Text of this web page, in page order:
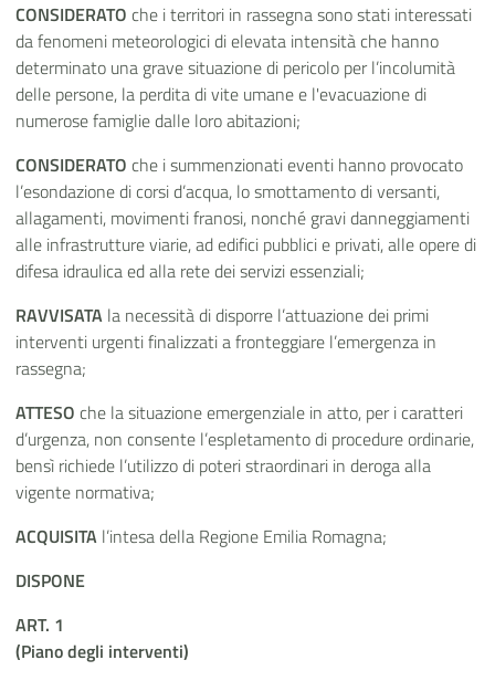
CONSIDERATO che i territori in rassegna sono stati interessati
da fenomeni meteorologici di elevata intensità che hanno
determinato una grave situazione di pericolo per l’incolumità
delle persone, la perdita di vite umane e l'evacuazione di
numerose famiglie dalle loro abitazioni;
CONSIDERATO che i summenzionati eventi hanno provocato
l’esondazione di corsi d’acqua, lo smottamento di versanti,
allagamenti, movimenti franosi, nonché gravi danneggiamenti
alle infrastrutture viarie, ad edifici pubblici e privati, alle opere di
difesa idraulica ed alla rete dei servizi essenziali;
RAVVISATA la necessità di disporre l’attuazione dei primi
interventi urgenti finalizzati a fronteggiare l’emergenza in
rassegna;
ATTESO che la situazione emergenziale in atto, per i caratteri
d’urgenza, non consente l’espletamento di procedure ordinarie,
bensì richiede l’utilizzo di poteri straordinari in deroga alla
vigente normativa;
ACQUISITA l’intesa della Regione Emilia Romagna;
DISPONE
ART. 1
(Piano degli interventi)